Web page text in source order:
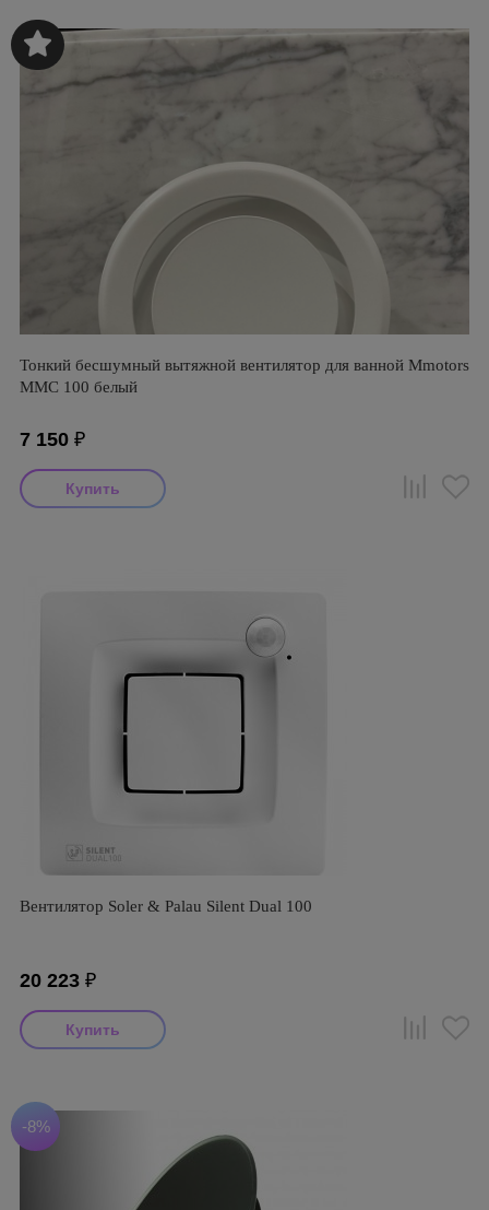
Тонкий бесшумный вытяжной вентилятор для ванной Mmotors
ММC 100 белый
7 150 ₽
Вентилятор Soler & Palau Silent Dual 100
20 223 ₽
-8%